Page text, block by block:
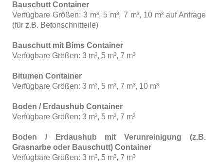
Bauschutt Container
Verfügbare Größen: 3 m³, 5 m³, 7 m³, 10 m³ auf Anfrage
(für z.B. Betonschnitteile)
Bauschutt mit Bims Container
Verfügbare Größen: 3 m³, 5 m³, 7 m³
Bitumen Container
Verfügbare Größen: 3 m³, 5 m³, 7 m³, 10 m³
Boden / Erdaushub Container
Verfügbare Größen: 3 m³, 5 m³, 7 m³
Boden / Erdaushub mit Verunreinigung (z.B.
Grasnarbe oder Bauschutt) Container
Verfügbare Größen: 3 m³, 5 m³, 7 m³